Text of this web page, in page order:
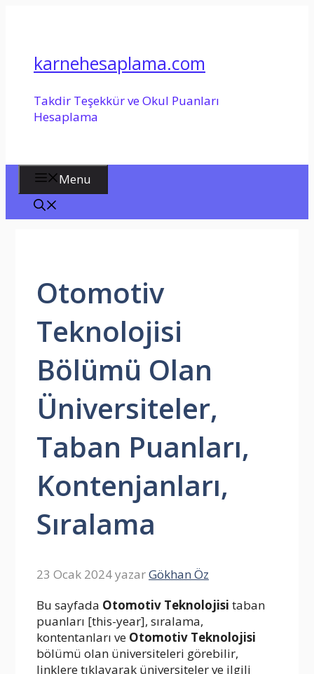
karnehesaplama.com
Takdir Teşekkür ve Okul Puanları
Hesaplama
Menu
Otomotiv
Teknolojisi
Bölümü Olan
Üniversiteler,
Taban Puanları,
Kontenjanları,
Sıralama
23 Ocak 2024yazarGökhan Öz
Bu sayfada Otomotiv Teknolojisi taban
puanları [this-year], sıralama,
kontentanları ve Otomotiv Teknolojisi
bölümü olan üniversiteleri görebilir,
linklere tıklayarak üniversiteler ve ilgili